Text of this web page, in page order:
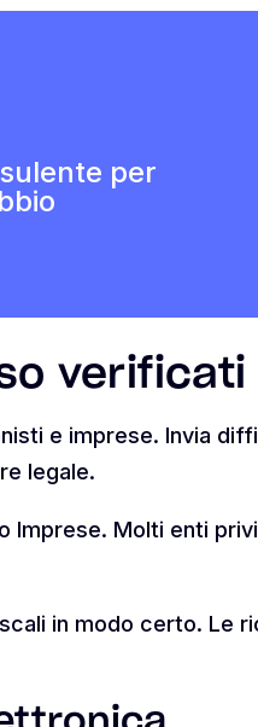
per
verificati
e imprese. Invia
legale.
Imprese. Molti enti
in modo certo. Le